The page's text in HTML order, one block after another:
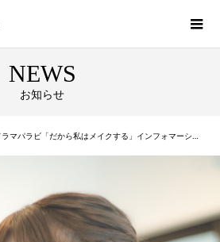
NEWS
お知らせ
ラビ「だから私はメイクする」インフォマーシャル出演のおしらせ